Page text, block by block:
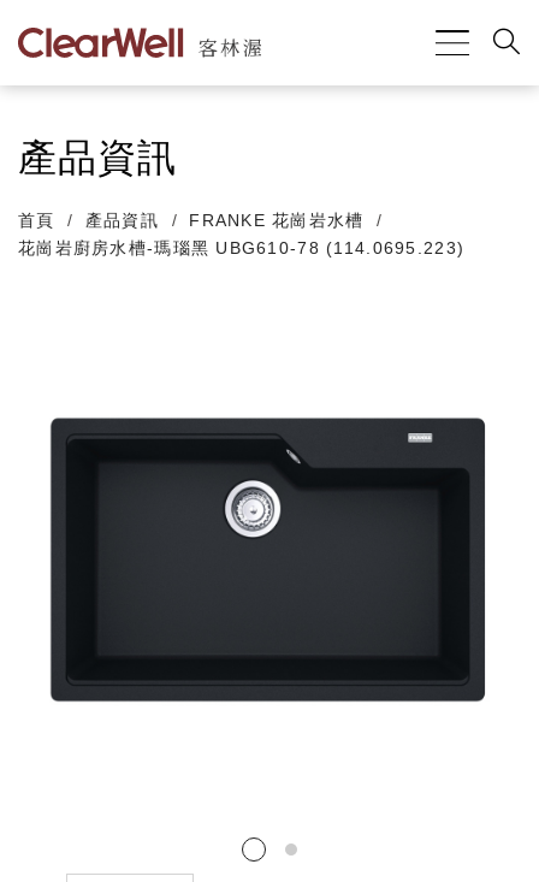
產品資訊
首頁 產品資訊
FRANKE 花崗岩水槽
花崗岩廚房水槽-瑪瑙黑 UBG610-78 (114.0695.223)